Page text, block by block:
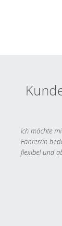
Ich möchte
Fahrer/in
flexibel und